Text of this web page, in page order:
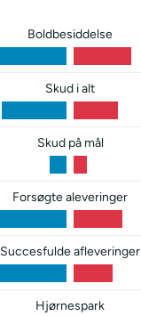
Boldbesiddelse
Skud i alt
Skud på mål
Forsøgte aleveringer
Succesfulde afleveringer
Hjørnespark